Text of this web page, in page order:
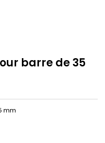
barre de 35
mm